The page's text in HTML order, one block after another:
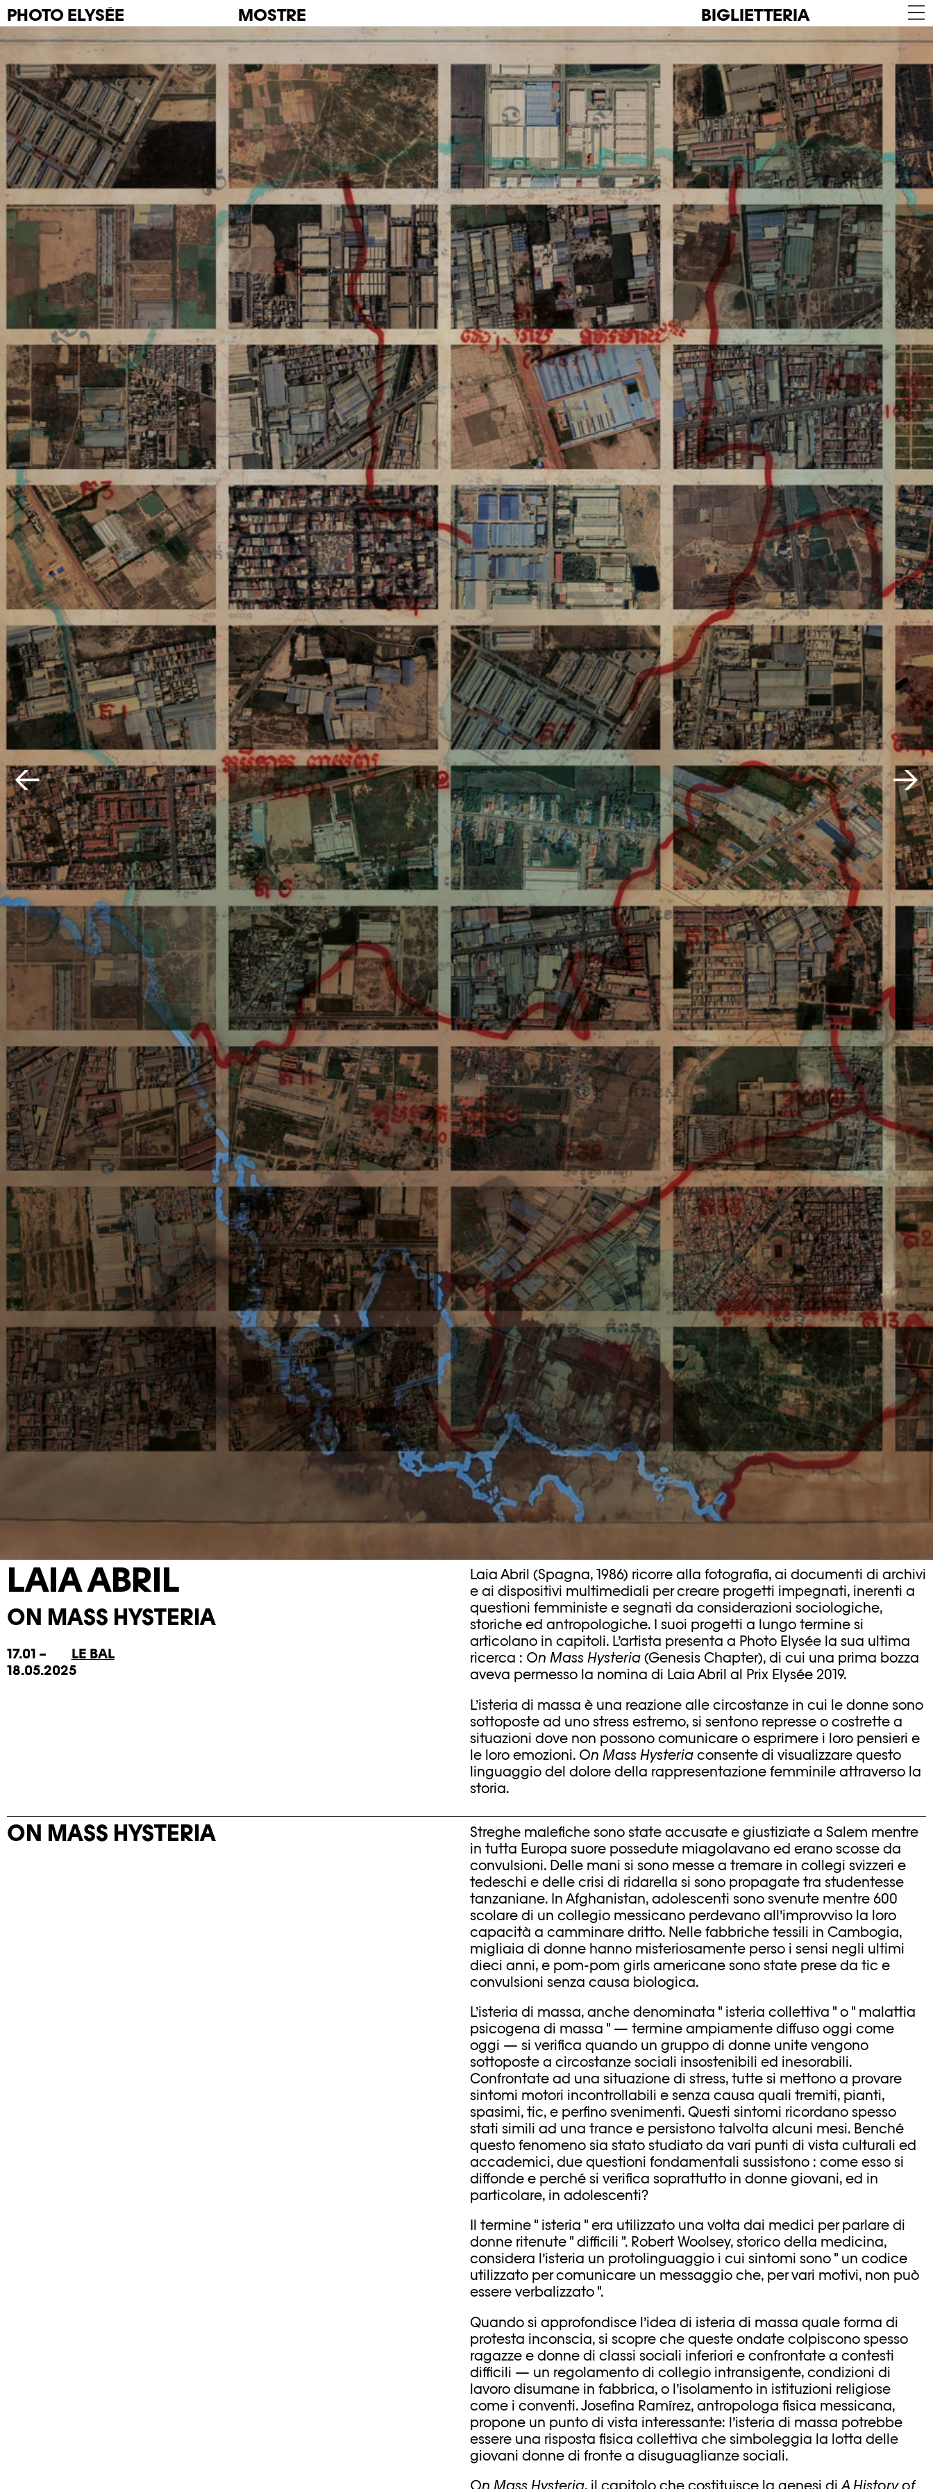
PHOTO ELYSÉE MOSTRE BIGLIETTERIA
LAIA ABRIL
ON MASS HYSTERIA
17.01 –
18.05.2025
LE BAL
Laia Abril (Spagna, 1986) ricorre alla fotografia, ai documenti di archivi
e ai dispositivi multimediali per creare progetti impegnati, inerenti a
questioni femministe e segnati da considerazioni sociologiche,
storiche ed antropologiche. I suoi progetti a lungo termine si
articolano in capitoli. L’artista presenta a Photo Elysée la sua ultima
ricerca : On Mass Hysteria(Genesis Chapter), di cui una prima bozza
aveva permesso la nomina di Laia Abril al Prix Elysée 2019.
L’isteria di massa è una reazione alle circostanze in cui le donne sono
sottoposte ad uno stress estremo, si sentono represse o costrette a
situazioni dove non possono comunicare o esprimere i loro pensieri e
le loro emozioni. On Mass Hysteriaconsente di visualizzare questo
linguaggio del dolore della rappresentazione femminile attraverso la
storia.
ON MASS HYSTERIA
Streghe malefiche sono state accusate e giustiziate a Salem mentre
in tutta Europa suore possedute miagolavano ed erano scosse da
convulsioni. Delle mani si sono messe a tremare in collegi svizzeri e
tedeschi e delle crisi di ridarella si sono propagate tra studentesse
tanzaniane. In Afghanistan, adolescenti sono svenute mentre 600
scolare di un collegio messicano perdevano all’improvviso la loro
capacità a camminare dritto. Nelle fabbriche tessili in Cambogia,
migliaia di donne hanno misteriosamente perso i sensi negli ultimi
dieci anni, e pom-pom girls americane sono state prese da tic e
convulsioni senza causa biologica.
L’isteria di massa, anche denominata " isteria collettiva " o " malattia
psicogena di massa " — termine ampiamente diffuso oggi come
oggi — si verifica quando un gruppo di donne unite vengono
sottoposte a circostanze sociali insostenibili ed inesorabili.
Confrontate ad una situazione di stress, tutte si mettono a provare
sintomi motori incontrollabili e senza causa quali tremiti, pianti,
spasimi, tic, e perfino svenimenti. Questi sintomi ricordano spesso
stati simili ad una trance e persistono talvolta alcuni mesi. Benché
questo fenomeno sia stato studiato da vari punti di vista culturali ed
accademici, due questioni fondamentali sussistono : come esso si
diffonde e perché si verifica soprattutto in donne giovani, ed in
particolare, in adolescenti?
Il termine " isteria " era utilizzato una volta dai medici per parlare di
donne ritenute " difficili ". Robert Woolsey, storico della medicina,
considera l’isteria un protolinguaggio i cui sintomi sono " un codice
utilizzato per comunicare un messaggio che, per vari motivi, non può
essere verbalizzato ".
Quando si approfondisce l’idea di isteria di massa quale forma di
protesta inconscia, si scopre che queste ondate colpiscono spesso
ragazze e donne di classi sociali inferiori e confrontate a contesti
difficili — un regolamento di collegio intransigente, condizioni di
lavoro disumane in fabbrica, o l’isolamento in istituzioni religiose
come i conventi. Josefina Ramírez, antropologa fisica messicana,
propone un punto di vista interessante: l’isteria di massa potrebbe
essere una risposta fisica collettiva che simboleggia la lotta delle
giovani donne di fronte a disuguaglianze sociali.
On Mass Hysteria, il capitolo che costituisce la genesi di A History of